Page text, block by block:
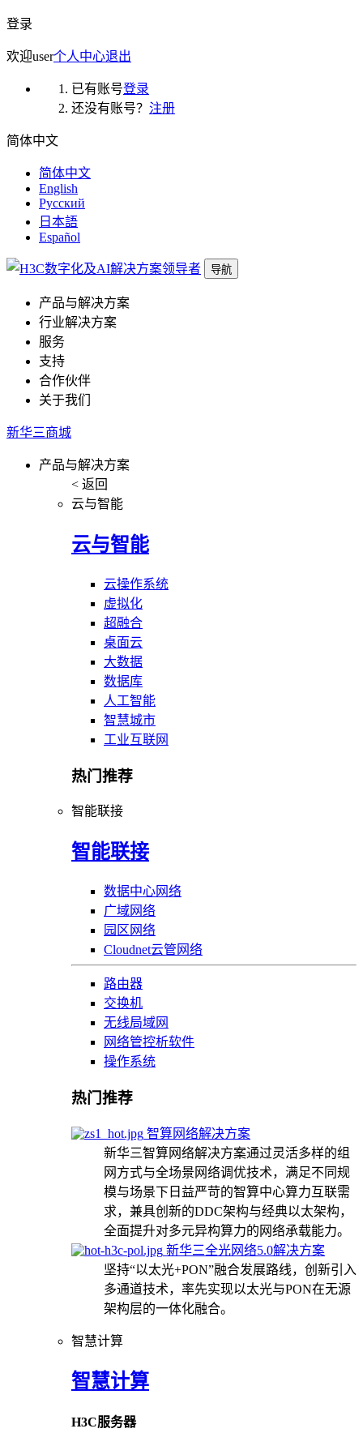
登录
欢迎user个人中心退出
已有账号登录
还没有账号？ 注册
简体中文
简体中文
English
Русский
日本語
Español
导航
产品与解决方案
行业解决方案
服务
支持
合作伙伴
关于我们
新华三商城
产品与解决方案
< 返回
云与智能
云与智能
云操作系统
虚拟化
超融合
桌面云
大数据
数据库
人工智能
智慧城市
工业互联网
热门推荐
智能联接
智能联接
数据中心网络
广域网络
园区网络
Cloudnet云管网络
路由器
交换机
无线局域网
网络管控析软件
操作系统
热门推荐
智算网络解决方案
新华三智算网络解决方案通过灵活多样的组
网方式与全场景网络调优技术，满足不同规
模与场景下日益严苛的智算中心算力互联需
求，兼具创新的DDC架构与经典以太架构，
全面提升对多元异构算力的网络承载能力。
新华三全光网络5.0解决方案
坚持“以太光+PON”融合发展路线，创新引入
多通道技术，率先实现以太光与PON在无源
架构层的一体化融合。
智慧计算
智慧计算
H3C服务器